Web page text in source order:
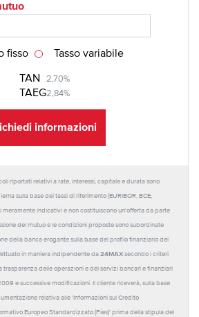
TAN 2,70%
TAEG2,84%
fisso Tasso variabile
informazioni
riportati relativi a rate, interessi, capitale e durata sono
sulla base dei tassi di riferimento (EURIBOR, BCE,
meramente indicativi e non costituiscono un'offerta da parte
del mutuo e le condizioni proposte sono subordinate
della banca erogante sulla base del profilo finanziario del
in maniera indipendente da 24MAX secondo i criteri
delle operazioni e dei servizi bancari e finanziari
e successive modificazioni. Il cliente riceverà, sulla base
relativa alle 'Informazioni sul Credito
Europeo Standardizzato (Pies)' prima della stipula del